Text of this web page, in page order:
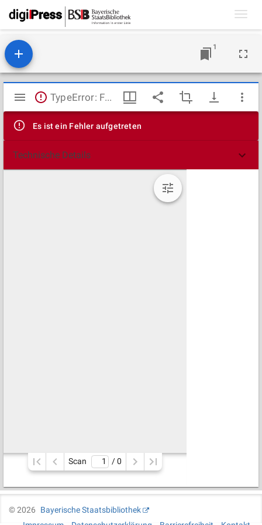
1
Mirador
Viewer
TypeError: Failed to fetch
Es ist ein Fehler aufgetreten
Technische Details
Scan / 0
©2026
Bayerische Staatsbibliothek